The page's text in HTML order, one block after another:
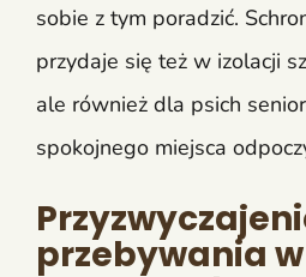
sobie z tym poradzić.
przydaje się też w izolacji
ale również dla psich
spokojnego miejsca
przebywania